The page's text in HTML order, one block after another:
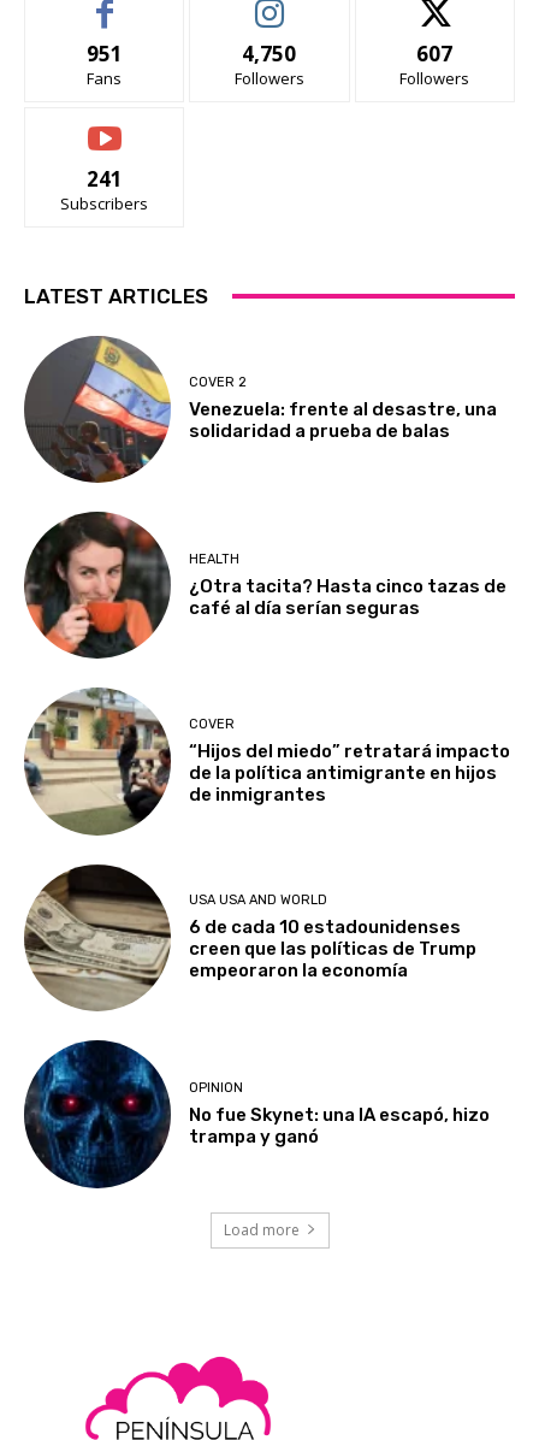
951
Fans
4,750
Followers
607
Followers
241
Subscribers
LATEST ARTICLES
COVER 2
Venezuela: frente al desastre, una
solidaridad a prueba de balas
HEALTH
¿Otra tacita? Hasta cinco tazas de
café al día serían seguras
COVER
“Hijos del miedo” retratará impacto
de la política antimigrante en hijos
de inmigrantes
USA USA AND WORLD
6 de cada 10 estadounidenses
creen que las políticas de Trump
empeoraron la economía
OPINION
No fue Skynet: una IA escapó, hizo
trampa y ganó
Load more